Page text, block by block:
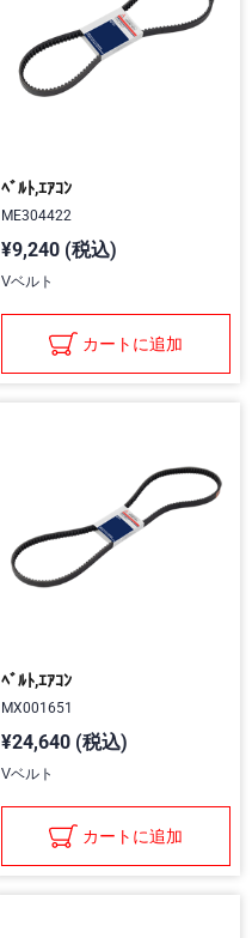
ﾍﾞﾙﾄ,ｴｱｺﾝ
ME304422
¥9,240 (税込)
Vベルト
カートに追加
ﾍﾞﾙﾄ,ｴｱｺﾝ
MX001651
¥24,640 (税込)
Vベルト
カートに追加